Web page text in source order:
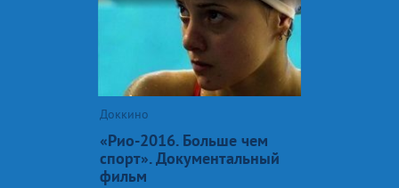
Доккино
«Рио-2016. Больше чем
спорт». Документальный
фильм